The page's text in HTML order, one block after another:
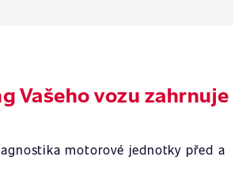
Vašeho vozu zahrnuje
motorové jednotky před a